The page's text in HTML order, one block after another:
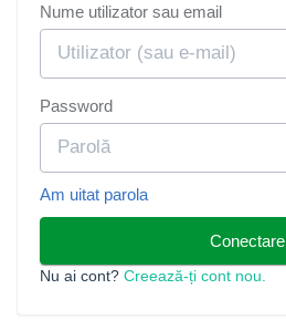
Nume utilizator sau email
Password
Am uitat parola
Conectare
Nu ai cont? Creează-ți cont nou.